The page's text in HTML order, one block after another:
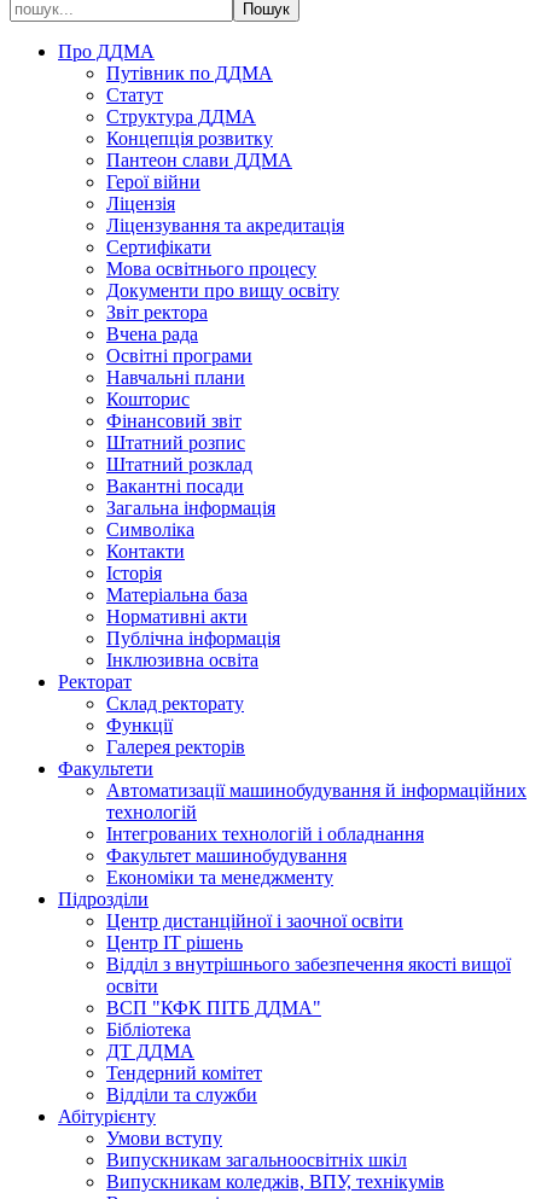
Про ДДМА
Путівник по ДДМА
Статут
Структура ДДМА
Концепція розвитку
Пантеон слави ДДМА
Герої війни
Ліцензія
Ліцензування та акредитація
Сертифікати
Мова освітнього процесу
Документи про вищу освіту
Звіт ректора
Вчена рада
Освітні програми
Навчальні плани
Кошторис
Фінансовий звіт
Штатний розпис
Штатний розклад
Вакантні посади
Загальна інформація
Символіка
Контакти
Історія
Матеріальна база
Нормативні акти
Публічна інформація
Інклюзивна освіта
Ректорат
Склад ректорату
Функції
Галерея ректорів
Факультети
Автоматизації машинобудування й інформаційних
технологій
Інтегрованих технологій і обладнання
Факультет машинобудування
Економіки та менеджменту
Підрозділи
Центр дистанційної і заочної освіти
Центр ІТ рішень
Відділ з внутрішнього забезпечення якості вищої
освіти
ВСП "КФК ПІТБ ДДМА"
Бібліотека
ДТ ДДМА
Тендерний комітет
Відділи та служби
Абітурієнту
Умови вступу
Випускникам загальноосвітніх шкіл
Випускникам коледжів, ВПУ, технікумів